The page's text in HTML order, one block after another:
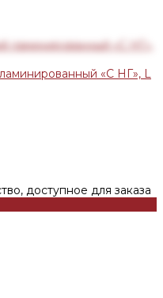
«С НГ», L
доступное для заказа